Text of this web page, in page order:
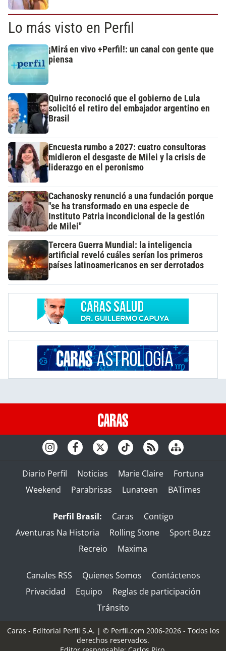
Lo más visto en Perfil
¡Mirá en vivo +Perfil!: un canal con gente que
piensa
Quirno reconoció que el gobierno de Lula
solicitó el retiro del embajador argentino en
Brasil
Encuesta rumbo a 2027: cuatro consultoras
midieron el desgaste de Milei y la crisis de
liderazgo en el peronismo
Cachanosky renunció a una fundación porque
"se ha transformado en una especie de
Instituto Patria incondicional de la gestión
de Milei"
Tercera Guerra Mundial: la inteligencia
artificial reveló cuáles serían los primeros
países latinoamericanos en ser derrotados
Diario Perfil Noticias Marie Claire
Fortuna
Weekend
Parabrisas Lunateen BATimes
Perfil Brasil: Caras
Contigo
Aventuras Na Historia
Rolling Stone
Sport Buzz
Recreio
Maxima
Canales RSS Quienes Somos
Contáctenos
Privacidad
Equipo
Reglas de participación
Tránsito
Caras - Editorial Perfil S.A. | © Perfil.com 2006-2026 - Todos los
derechos reservados.